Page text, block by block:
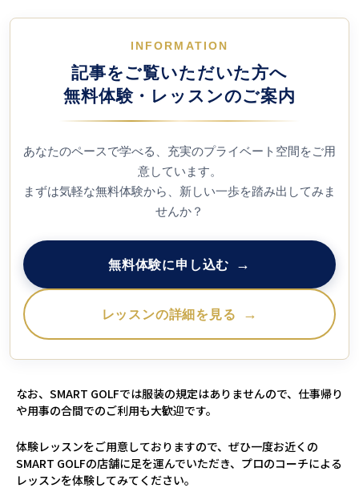
INFORMATION
記事をご覧いただいた方へ
無料体験・レッスンのご案内
あなたのペースで学べる、充実のプライベート空間をご用
意しています。
まずは気軽な無料体験から、新しい一歩を踏み出してみま
せんか？
無料体験に申し込む
レッスンの詳細を見る
なお、SMART GOLFでは服装の規定はありませんので、仕事帰り
や用事の合間でのご利用も大歓迎です。
体験レッスンをご用意しておりますので、ぜひ一度お近くの
SMART GOLFの店舗に足を運んでいただき、プロのコーチによる
レッスンを体験してみてください。